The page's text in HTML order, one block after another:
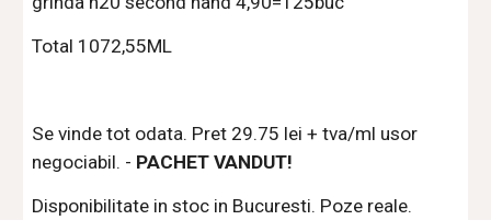
Total 1072,55ML
Se vinde tot odata. Pret 29.75 lei + tva/ml usor
negociabil. - PACHET VANDUT!
Disponibilitate in stoc in Bucuresti. Poze reale.